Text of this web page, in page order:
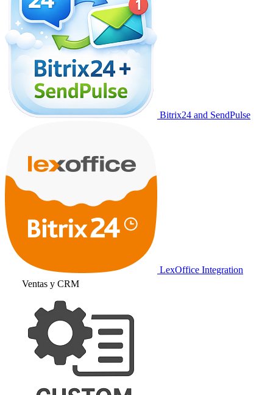
Bitrix24 and SendPulse
LexOffice Integration
Ventas y CRM